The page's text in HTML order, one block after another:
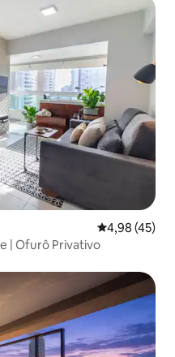
hóspedes
4,98 de uma
4,98 (45)
| Ofurô Privativo